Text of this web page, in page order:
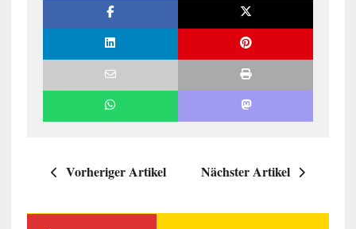
Vorheriger Artikel Nächster Artikel